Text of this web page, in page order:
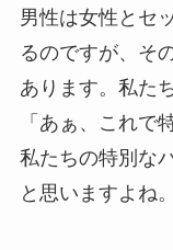
男性は女性とセ
るのですが、そ
あります。私た
「あぁ、これで
私たちの特別な
と思いますよね。